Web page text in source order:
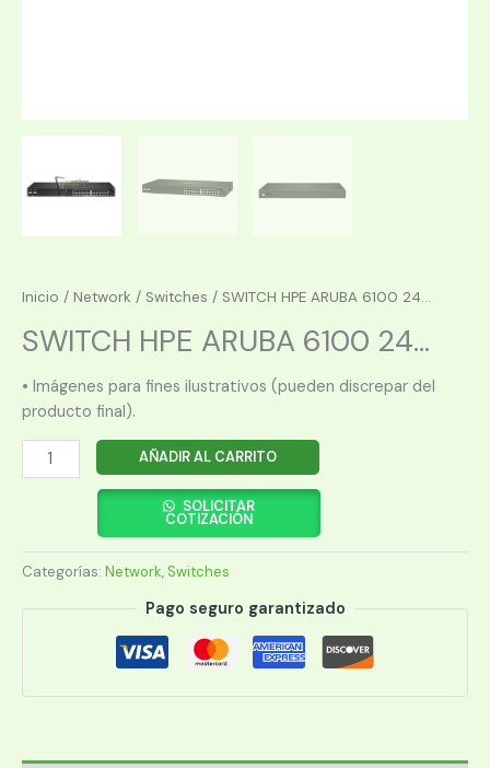
Inicio / Network / Switches / SWITCH HPE ARUBA 6100 24...
SWITCH HPE ARUBA 6100 24...
• Imágenes para fines ilustrativos (pueden discrepar del
producto final).
SWITCH
HPE
24G
4SFP+
AÑADIR AL CARRITO
SOLICITAR
COTIZACIÓN
Categorías: Network, Switches
Pago seguro garantizado